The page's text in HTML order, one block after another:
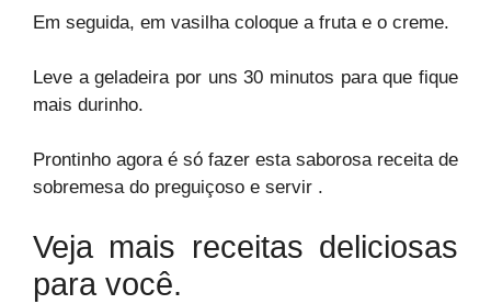
Em seguida, em vasilha coloque a fruta e o creme.
Leve a geladeira por uns 30 minutos para que fique
mais durinho.
Prontinho agora é só fazer esta saborosa receita de
sobremesa do preguiçoso e servir .
Veja mais receitas deliciosas
para você.